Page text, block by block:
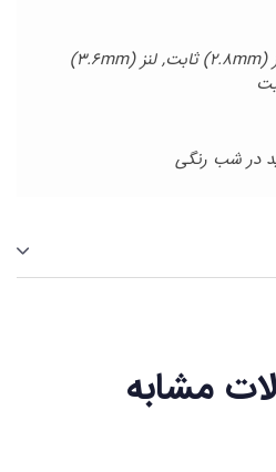
لنز (2.8mm) ثابت, لنز (3.6mm)
در شب رنگی
مشابه